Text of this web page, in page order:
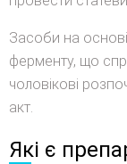
Засоби на
ферменту, що
чоловікові
акт.
Які є